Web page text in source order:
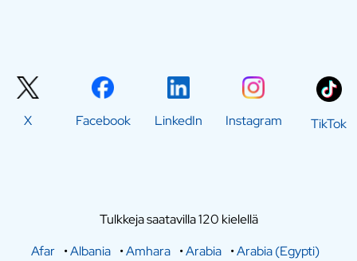
X Facebook LinkedIn Instagram TikTok
Tulkkeja saatavilla 120 kielellä
Afar •Albania •Amhara •Arabia •Arabia (Egypti)